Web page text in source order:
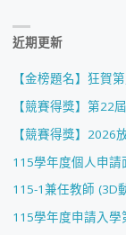
近期更新
【金榜題名】狂賀
【競賽得獎】第22
【競賽得獎】2026
115學年度個人申
115-1兼任教師 (3D
115學年度申請入